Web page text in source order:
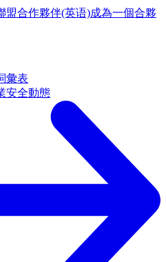
盟合作夥伴(英语)成為一個合夥
彙表
安全動態